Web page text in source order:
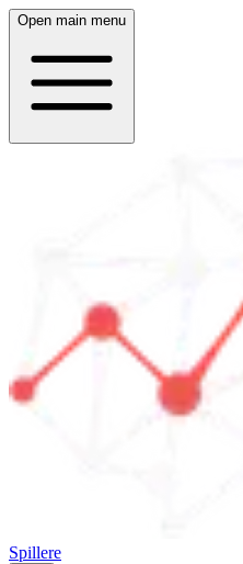
Open main menu
Spillere